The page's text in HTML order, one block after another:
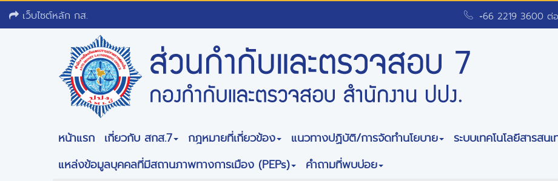
เว็บไซต์หลัก กส. +66 2219 3600 ต่อ
หน้าแรก เกี่ยวกับ สกส.7 กฎหมายที่เกี่ยวข้อง แนวทางปฏิบัติ/การจัดทำนโยบาย ระบบเทคโนโลยีสารสน
แหล่งข้อมูลบุคคลที่มีสถานภาพทางการเมือง (PEPs)
คำถามที่พบบ่อย